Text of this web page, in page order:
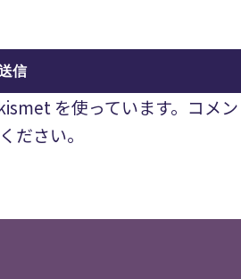
を使っています。 コメ
ださい。